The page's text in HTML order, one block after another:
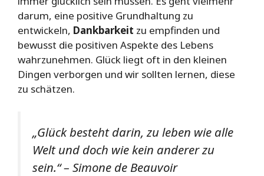
darum, eine positive Grundhaltung zu
entwickeln, Dankbarkeit zu empfinden und
bewusst die positiven Aspekte des Lebens
wahrzunehmen. Glück liegt oft in den kleinen
Dingen verborgen und wir sollten lernen, diese
zu schätzen.
„Glück besteht darin, zu leben wie alle
Welt und doch wie kein anderer zu
sein.“ – Simone de Beauvoir